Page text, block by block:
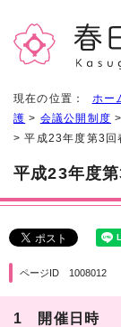
現在の位置： ホー
護 > 会議公開制度 >
> 平成23年度第3回
平成23年度
ページID 1008012
1 開催日時